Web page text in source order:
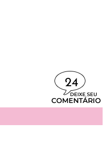
24